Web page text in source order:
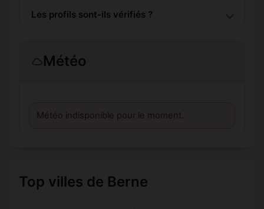
Les profils sont-ils vérifiés ?
Météo
Météo indisponible pour le moment.
Top villes de Berne